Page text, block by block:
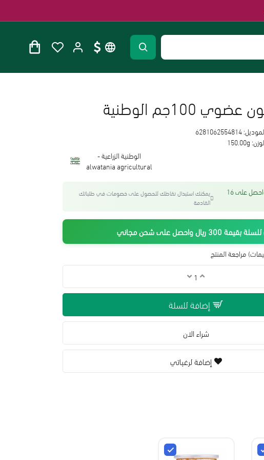
الوطنية
مراجعة المنتج
6281062554814
150.00g
الوطنية الزراعية -
alwatania agricultural
اشتري هذا المنتج واحصل على 16
يمكنك استبدال نقاطك للحصول على خصومات في طلباتك
القادمة
واحصل على شحن مجاني
إضافة للسلة
شراء الان
إضافة لرغباتي